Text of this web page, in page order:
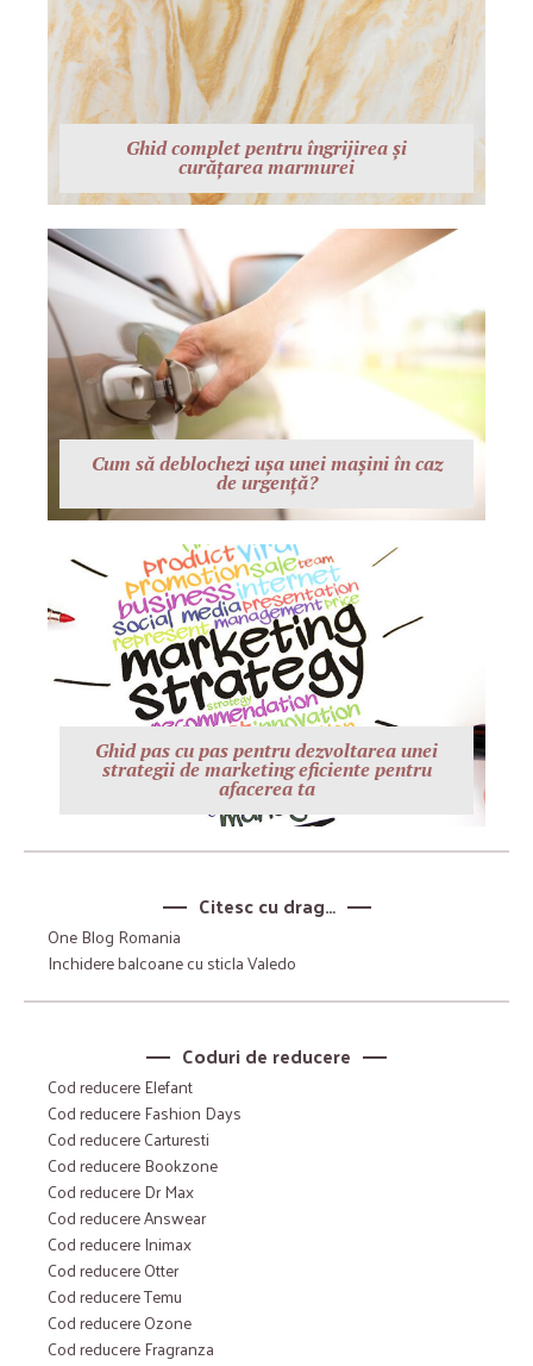
Ghid complet pentru îngrijirea și
curățarea marmurei
Cum să deblochezi ușa unei mașini în caz
de urgență?
Ghid pas cu pas pentru dezvoltarea unei
strategii de marketing eficiente pentru
afacerea ta
Citesc cu drag…
One Blog Romania
Inchidere balcoane cu sticla Valedo
Coduri de reducere
Cod reducere Elefant
Cod reducere Fashion Days
Cod reducere Carturesti
Cod reducere Bookzone
Cod reducere Dr Max
Cod reducere Answear
Cod reducere Inimax
Cod reducere Otter
Cod reducere Temu
Cod reducere Ozone
Cod reducere Fragranza